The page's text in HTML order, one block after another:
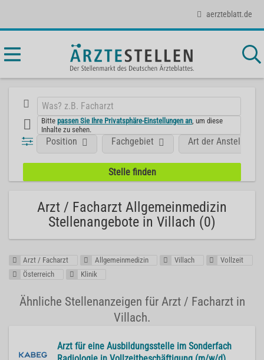
aerzteblatt.de
Bittepassen Sie Ihre Privatsphäre-Einstellungen an , um diese
Inhalte zu sehen.
Position Fachgebiet Art der Anstellung
Arzt / Facharzt Allgemeinmedizin
Stellenangebote in Villach (0)
Arzt / Facharzt Allgemeinmedizin Villach
Vollzeit
Österreich
Klinik
Ähnliche Stellenanzeigen für Arzt / Facharzt in
Villach.
Arzt für eine Ausbildungsstelle im Sonderfach